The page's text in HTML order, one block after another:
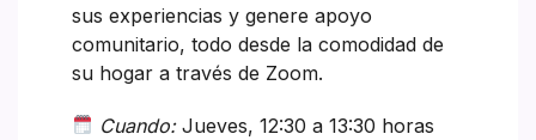
sus experiencias y genere apoyo
comunitario, todo desde la comodidad de
su hogar a través de Zoom.
Cuando:Jueves, 12:30 a 13:30 horas